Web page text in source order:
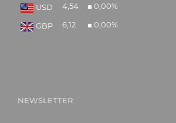
USD 4,54 0,00%
GBP 6,12 0,00%
NEWSLETTER